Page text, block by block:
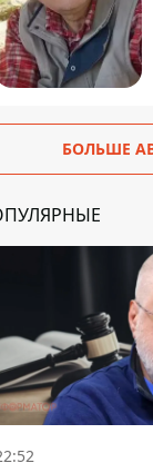
БОЛЬШЕ